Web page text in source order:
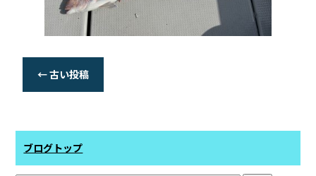
←古い投稿
ブログトップ